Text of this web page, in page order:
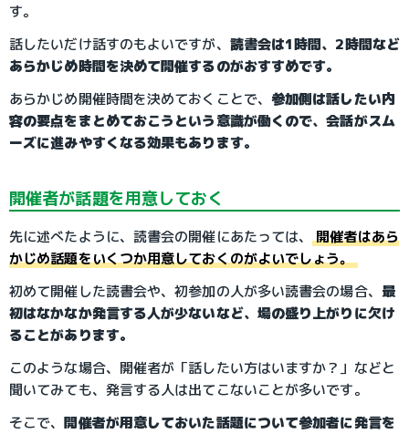
す。
話したいだけ話すのもよいですが、 読書会は1時間、2時間など
あらかじめ時間を決めて開催するのがおすすめです。
あらかじめ開催時間を決めておくことで、 参加側は話したい内
容の要点をまとめておこうという意識が働くので、会話がスム
ーズに進みやすくなる効果もあります。
開催者が話題を用意しておく
先に述べたように、読書会の開催にあたっては、開催者はあら
かじめ話題をいくつか用意しておくのがよいでしょう。
初めて開催した読書会や、初参加の人が多い読書会の場合、 最
初はなかなか発言する人が少ないなど、場の盛り上がりに欠け
ることがあります。
このような場合、開催者が「話したい方はいますか？」などと
聞いてみても、発言する人は出てこないことが多いです。
そこで、開催者が用意しておいた話題について参加者に発言を